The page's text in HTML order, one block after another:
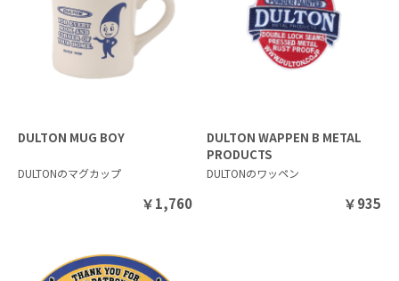
DULTON MUG BOY
DULTONのマグカップ
￥1,760
DULTON WAPPEN B METAL
PRODUCTS
DULTONのワッペン
￥935